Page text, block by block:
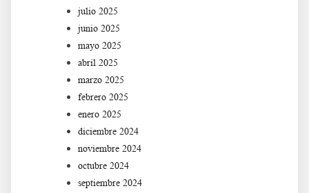
julio 2025
junio 2025
mayo 2025
abril 2025
marzo 2025
febrero 2025
enero 2025
diciembre 2024
noviembre 2024
octubre 2024
septiembre 2024